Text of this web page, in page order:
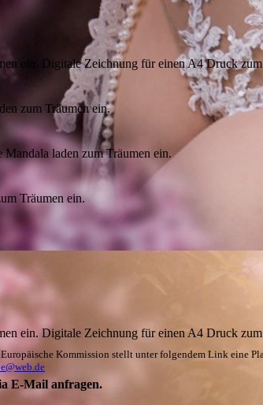
ein. Digitale Zeichnung für einen A4 Druck
zum Träumen ein.
laden zum Träumen ein.
Träumen ein.
ein. Digitale Zeichnung für einen A4 Druck
Kommission stellt unter folgendem Link eine
E-Mail anfragen.